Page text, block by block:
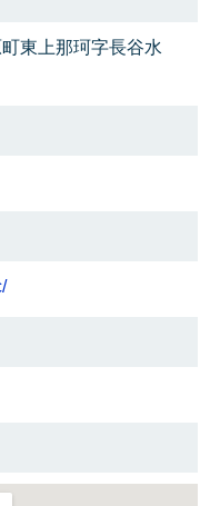
東上那珂字長谷水